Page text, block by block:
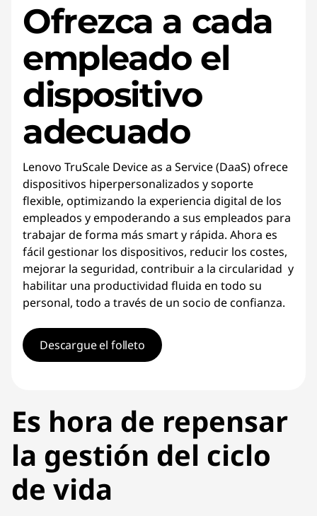
Ofrezca a cada
empleado el
dispositivo
adecuado
Lenovo TruScale Device as a Service (DaaS) ofrece
dispositivos hiperpersonalizados y soporte
flexible, optimizando la experiencia digital de los
empleados y empoderando a sus empleados para
trabajar de forma más smart y rápida. Ahora es
fácil gestionar los dispositivos, reducir los costes,
mejorar la seguridad, contribuir a la circularidad y
habilitar una productividad fluida en todo su
personal, todo a través de un socio de confianza.
Descargue el folleto
Es hora de repensar
la gestión del ciclo
de vida